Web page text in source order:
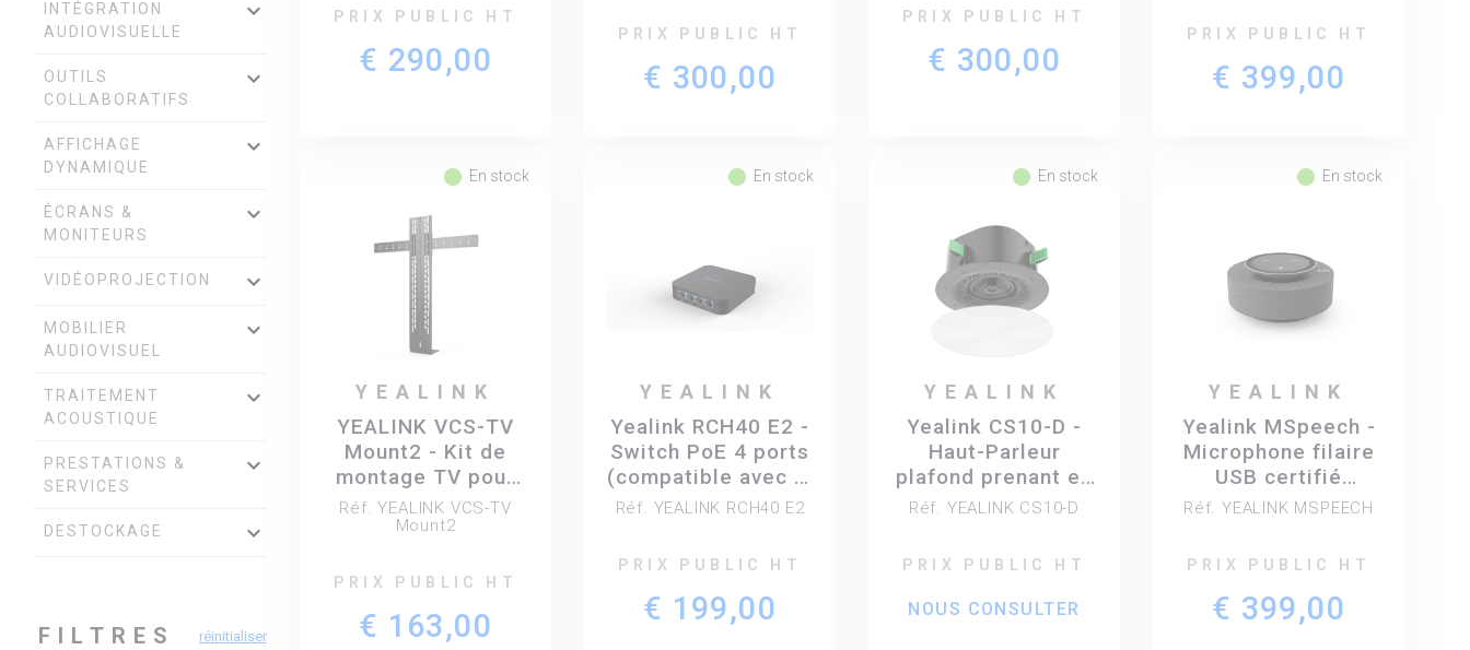
INTÉGRATION
AUDIOVISUELLE
keyboard_arrow_down
OUTILS
COLLABORATIFS
keyboard_arrow_down
AFFICHAGE
DYNAMIQUE
keyboard_arrow_down
ÉCRANS &
MONITEURS
keyboard_arrow_down
VIDÉOPROJECTION keyboard_arrow_down
MOBILIER
AUDIOVISUEL
keyboard_arrow_down
TRAITEMENT
ACOUSTIQUE
keyboard_arrow_down
PRESTATIONS &
SERVICES
keyboard_arrow_down
DESTOCKAGE keyboard_arrow_down
FILTRES réinitialiser
PRIX PUBLIC HT
€ 290,00
PRIX PUBLIC HT
€ 300,00
PRIX PUBLIC HT
€ 300,00
PRIX PUBLIC HT
€ 399,00
fiber_manual_record En stock
YEALINK
YEALINK VCS-TV
Mount2 - Kit de
montage TV pour
Yealink UVC40,
Smartvision 40,
A20/30/40
Réf. YEALINK VCS-TV
Mount2
PRIX PUBLIC HT
€ 163,00
fiber_manual_record En stock
YEALINK
Yealink RCH40 E2 -
Switch PoE 4 ports
(compatible avec le
CM20 et CS10)
Réf. YEALINK RCH40 E2
PRIX PUBLIC HT
€ 199,00
fiber_manual_record En stock
YEALINK
Yealink CS10-D -
Haut-Parleur
plafond prenant en
charge le protocole
audio Dante,
coaxial 2 voies -
compatible PoE
Réf. YEALINK CS10-D
PRIX PUBLIC HT
NOUS CONSULTER
fiber_manual_record En stock
YEALINK
Yealink MSpeech -
Microphone filaire
USB certifié
Microsoft Teams
réunion
Réf. YEALINK MSPEECH
PRIX PUBLIC HT
€ 399,00